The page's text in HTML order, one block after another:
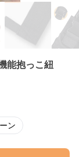
能抱っこ紐
ン